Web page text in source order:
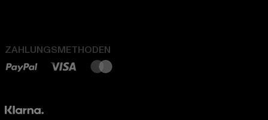
ZAHLUNGSMETHODEN